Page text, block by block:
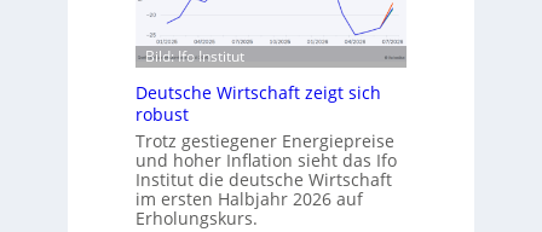
s
a
i
B
i
t
k
Bild: Ifo Institut
Deutsche Wirtschaft zeigt sich
robust
Trotz gestiegener Energiepreise
und hoher Inflation sieht das Ifo
Institut die deutsche Wirtschaft
im ersten Halbjahr 2026 auf
Erholungskurs.